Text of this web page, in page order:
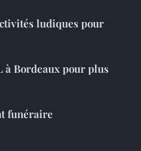
ludiques pour
Bordeaux pour plus
funéraire